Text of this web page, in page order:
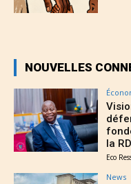
NOUVELLES
la
Eco
News